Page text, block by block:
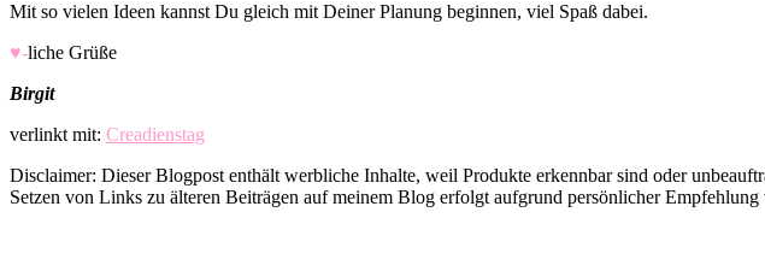
Mit so vielen Ideen kannst Du gleich mit Deiner Planung beginnen, viel Spaß dabei.
♥-liche Grüße
Birgit
verlinkt mit: Creadienstag
Disclaimer: Dieser Blogpost enthält werbliche Inhalte, weil Produkte erkennbar sind oder
Setzen von Links zu älteren Beiträgen auf meinem Blog erfolgt aufgrund persönlicher Empfehlung